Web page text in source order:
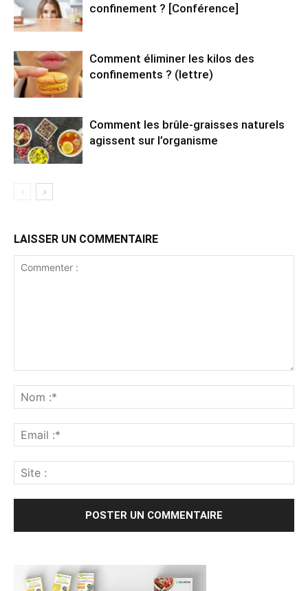
confinement ? [Conférence]
Comment éliminer les kilos des
confinements ? (lettre)
Comment les brûle-graisses naturels
agissent sur l’organisme
LAISSER UN COMMENTAIRE